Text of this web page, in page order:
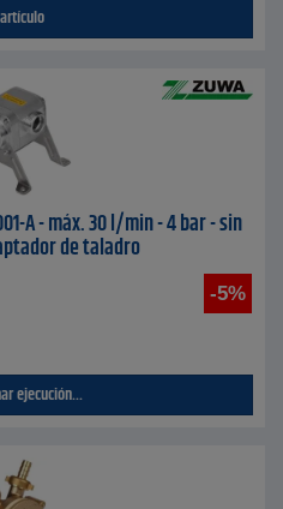
A - máx. 30 l/min - 4 bar - sin
de taladro
-5%
ejecución...